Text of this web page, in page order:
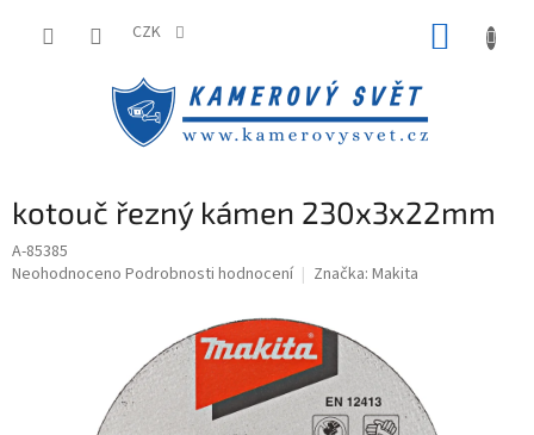
CZK
kotouč řezný kámen 230x3x22mm
A-85385
Průměrné
Neohodnoceno Podrobnosti hodnocení Značka: Makita